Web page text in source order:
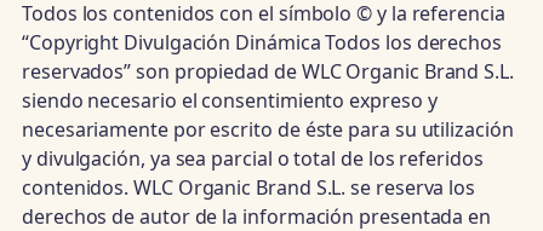
Todos los contenidos con el símbolo © y la referencia
“Copyright Divulgación Dinámica Todos los derechos
reservados” son propiedad de WLC Organic Brand S.L.
siendo necesario el consentimiento expreso y
necesariamente por escrito de éste para su utilización
y divulgación, ya sea parcial o total de los referidos
contenidos. WLC Organic Brand S.L. se reserva los
derechos de autor de la información presentada en